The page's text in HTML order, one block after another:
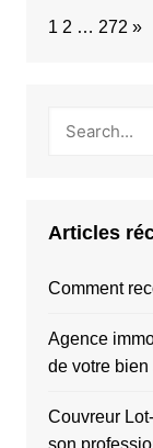
Page:
1 2 … 272 »
Articles
Comment
Agence
de votre
Couvreur